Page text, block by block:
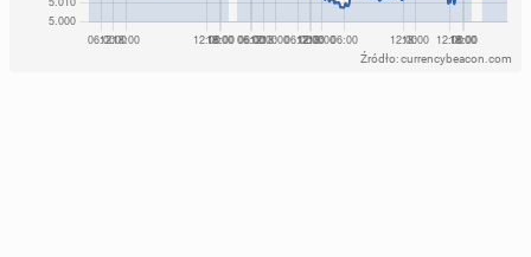
Źródło: currencybeacon.com